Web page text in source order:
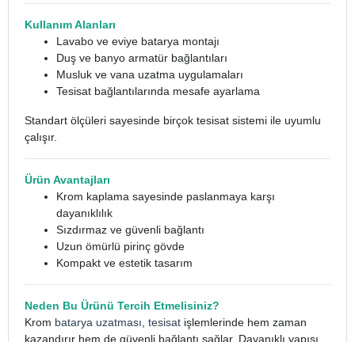
Kullanım Alanları
Lavabo ve eviye batarya montajı
Duş ve banyo armatür bağlantıları
Musluk ve vana uzatma uygulamaları
Tesisat bağlantılarında mesafe ayarlama
Standart ölçüleri sayesinde birçok tesisat sistemi ile uyumlu
çalışır.
Ürün Avantajları
Krom kaplama sayesinde paslanmaya karşı
dayanıklılık
Sızdırmaz ve güvenli bağlantı
Uzun ömürlü pirinç gövde
Kompakt ve estetik tasarım
Neden Bu Ürünü Tercih Etmelisiniz?
Krom batarya uzatması tesisat işlemlerinde hem zaman
kazandırır hem de güvenli bağlantı sağlar. Dayanıklı yapısı